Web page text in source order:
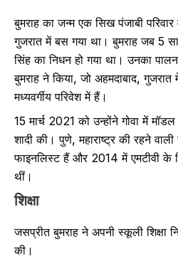
बुमराह का जन्म एक सिख पंजाबी
गुजरात में बस गया था। बुमराह जब 5
सिंह का निधन हो गया था। उनका
बुमराह ने किया, जो अहमदाबाद,
मध्यवर्गीय परिवेश में हैं।
15 मार्च 2021 को उन्होंने गोवा में
शादी की। पुणे, महाराष्ट्र की रहने
फाइनलिस्ट हैं और 2014 में एमटीवी के
थीं।
शिक्षा
जसप्रीत बुमराह ने अपनी स्कूली शिक्षा
की।